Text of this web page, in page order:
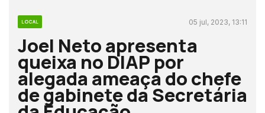
LOCAL 05 jul, 2023, 13:11
Joel Neto apresenta
queixa no DIAP por
alegada ameaça do chefe
de gabinete da Secretária